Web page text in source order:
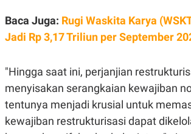
Baca Juga: Rugi Waskita Karya
Jadi Rp 3,17 Triliun per September
"Hingga saat ini, perjanjian
menyisakan serangkaian kewajiban
tentunya menjadi krusial untuk
kewajiban restrukturisasi dapat